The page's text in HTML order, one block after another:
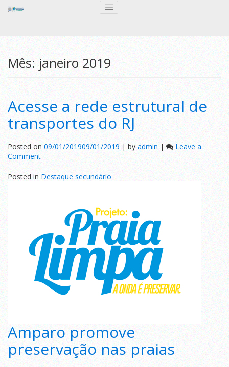
Mês:janeiro 2019
Acesse a rede estrutural de
transportes do RJ
Posted on09/01/201909/01/2019| byadmin |
Leave a
Commenton
Acesse
a
transportes
RJ
Posted inDestaque secundário
Amparo promove
preservação nas praias